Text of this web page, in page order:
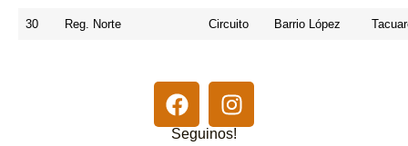
30 Reg. Norte Circuito Barrio López
Seguinos!